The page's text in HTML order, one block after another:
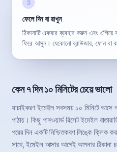
ফেলে দিন বা রাখুন
ঠিকানাটি একবার ব্যবহার করুন এবং
ফিরে আসুন। যেকোনো ব্রাউজার, ফোন বা
কেন ৭ দিন ১০ মিনিটের চেয়ে ভালো
যাচাইকরণ ইমেইল সবসময় ১০ মিনিটে আসে
পাঠায়। কিছু পাসওয়ার্ড রিসেট ইমেইল
পরের দিন একটি নিশ্চিতকরণ লিঙ্কে ক্লিক
সাথে, ইমেইল আসার আগেই আপনার ঠিকানা